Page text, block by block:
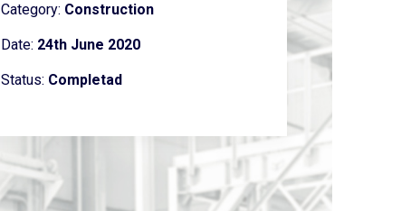
Category: Construction
Date: 24th June 2020
Status: Completad